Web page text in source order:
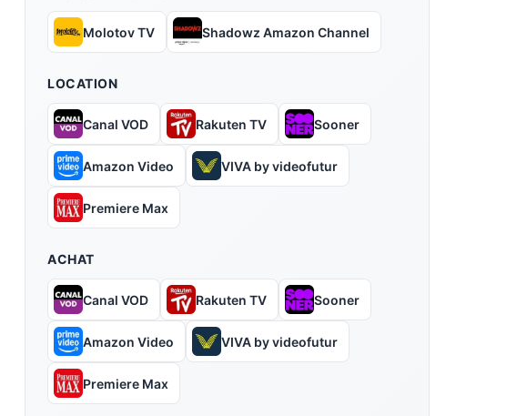
Molotov TV Shadowz Amazon Channel
LOCATION
Canal VOD Rakuten TV Sooner
Amazon Video VIVA by videofutur
Premiere Max
ACHAT
Canal VOD Rakuten TV Sooner
Amazon Video VIVA by videofutur
Premiere Max